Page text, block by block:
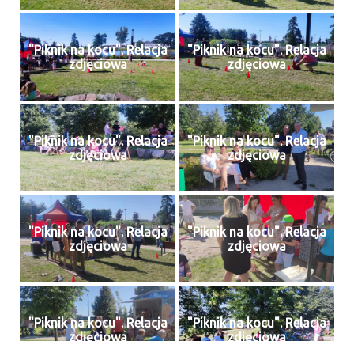
"Piknik na kocu". Relacja
zdjęciowa
"Piknik na kocu". Relacja
zdjęciowa
"Piknik na kocu". Relacja
zdjęciowa
"Piknik na kocu". Relacja
zdjęciowa
"Piknik na kocu". Relacja
zdjęciowa
"Piknik na kocu". Relacja
zdjęciowa
"Piknik na kocu". Relacja
zdjęciowa
"Piknik na kocu". Relacja
zdjęciowa